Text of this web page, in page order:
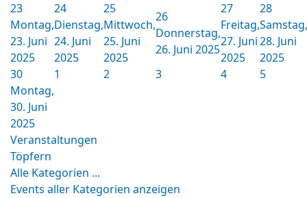
23
Montag,
23. Juni
2025
24
Dienstag,
24. Juni
2025
25
Mittwoch,
25. Juni
2025
26
Donnerstag,
26. Juni 2025
27
Freitag,
27. Juni
2025
28
Samstag,
28. Juni
2025
30
Montag,
30. Juni
2025
1 2 3 4 5
Veranstaltungen
Töpfern
Alle Kategorien ...
Events aller Kategorien anzeigen